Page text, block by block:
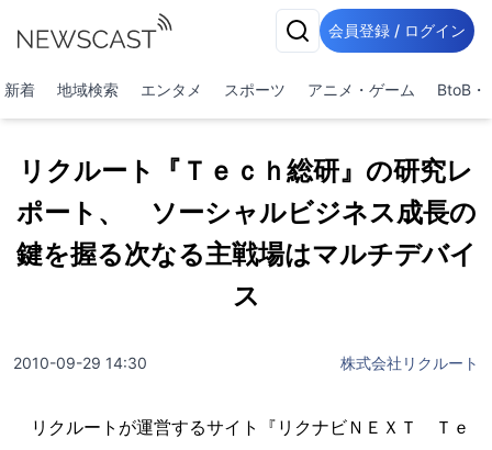
会員登録 / ログイン
新着 地域検索 エンタメ スポーツ アニメ・ゲーム BtoB・
リクルート『Ｔｅｃｈ総研』の研究レ
ポート、 ソーシャルビジネス成長の
鍵を握る次なる主戦場はマルチデバイ
ス
2010-09-29 14:30 株式会社リクルート
リクルートが運営するサイト『リクナビＮＥＸＴ Ｔｅ